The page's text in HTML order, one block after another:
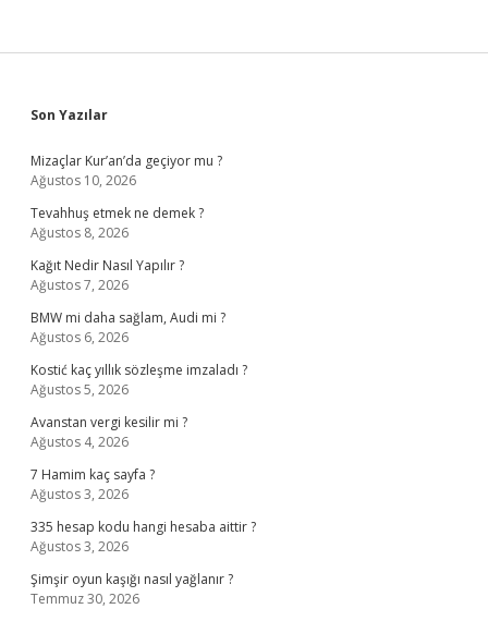
Sidebar
Son Yazılar
Mizaçlar Kur’an’da geçiyor mu ?
Ağustos 10, 2026
Tevahhuş etmek ne demek ?
Ağustos 8, 2026
Kağıt Nedir Nasıl Yapılır ?
Ağustos 7, 2026
BMW mi daha sağlam, Audi mi ?
Ağustos 6, 2026
Kostić kaç yıllık sözleşme imzaladı ?
Ağustos 5, 2026
Avanstan vergi kesilir mi ?
Ağustos 4, 2026
7 Hamim kaç sayfa ?
Ağustos 3, 2026
335 hesap kodu hangi hesaba aittir ?
Ağustos 3, 2026
Şimşir oyun kaşığı nasıl yağlanır ?
Temmuz 30, 2026